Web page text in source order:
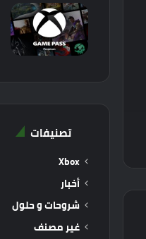
تصنيفات
Xbox
أخبار
شروحات و حلول
غير مصنف